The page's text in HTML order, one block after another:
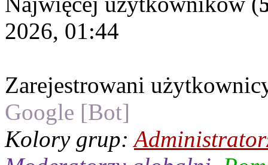
2026, 01:44
Zarejestrowani
Google [Bot]
Kolory grup: